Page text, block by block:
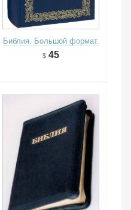
Библия. Большой формат.
45